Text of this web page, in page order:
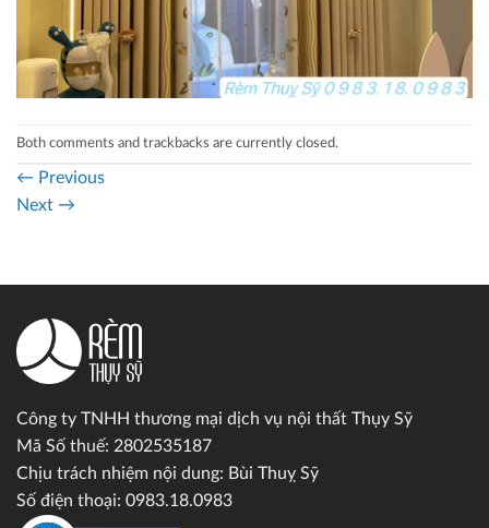
Both comments and trackbacks are currently closed.
← Previous
Next →
Công ty TNHH thương mại dịch vụ nội thất Thụy Sỹ
Mã Số thuế: 2802535187
Chịu trách nhiệm nội dung: Bùi Thuỵ Sỹ
Số điện thoại: 0983.18.0983